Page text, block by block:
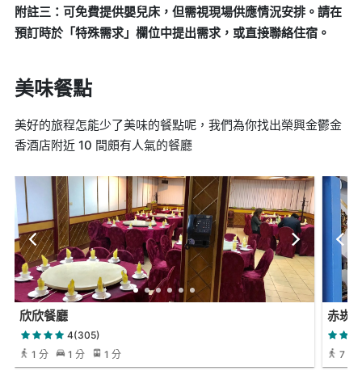
附註三：可免費提供嬰兒床，但需視現場供應情況安排。請在
預訂時於「特殊需求」欄位中提出需求，或直接聯絡住宿。
美味餐點
美好的旅程怎能少了美味的餐點呢，我們為你找出榮興金鬱金
香酒店附近 10 間頗有人氣的餐廳
欣欣餐廳
4(305)
1 分
1 分 1 分
赤崁
7 分